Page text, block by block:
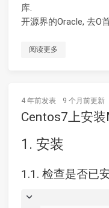
库.
开源界的Oracle, 去O
阅读更多
4 年前发表 9 个月前更新
Centos7上安装
1. 安装
1.1. 检查是否已